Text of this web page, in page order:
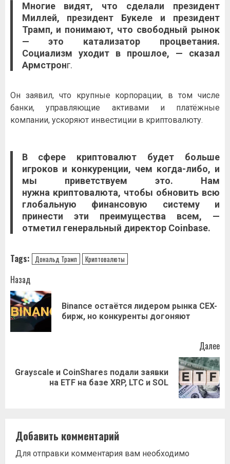
Многие видят, что сделали президент
Миллей, президент Букеле и президент
Трамп, и понимают, что свободный рынок
— это катализатор процветания.
Социализм уходит в прошлое, — сказал
Армстронг.
Он заявил, что крупные корпорации, в том числе
банки, управляющие активами и платёжные
компании, ускоряют инвестиции в криптовалюту.
В сфере криптовалют будет больше
игроков и конкуренции, чем когда-либо, и
мы приветствуем это. Нам
нужна криптовалюта, чтобы обновить всю
глобальную финансовую систему и
принести эти преимущества всем, —
отметил генеральный директор Coinbase.
Tags: Дональд Трамп Криптовалюты
Навигация
записи
Назад
Binance остаётся лидером рынка CEX-
бирж, но конкуренты догоняют
Далее
Следующая
Graуscale и CoinShares подали заявки
на ETF на базе XRP, LTC и SOL
Добавить комментарий
Для отправки комментария вам необходимо